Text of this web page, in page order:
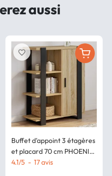
aussi
Buffet d'appoint 3 étagères
et placard 70 cm PHOENIX
bois et noir
4.1/5 - 17avis
favorite_border